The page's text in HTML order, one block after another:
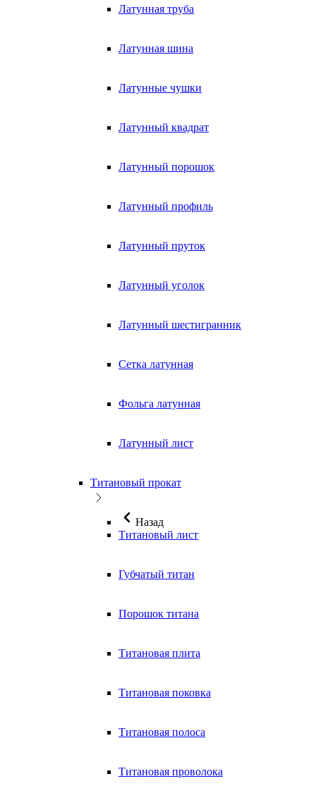
Латунная труба
Латунная шина
Латунные чушки
Латунный квадрат
Латунный порошок
Латунный профиль
Латунный пруток
Латунный уголок
Латунный шестигранник
Сетка латунная
Фольга латунная
Латунный лист
Титановый прокат
Назад
Титановый лист
Губчатый титан
Порошок титана
Титановая плита
Титановая поковка
Титановая полоса
Титановая проволока